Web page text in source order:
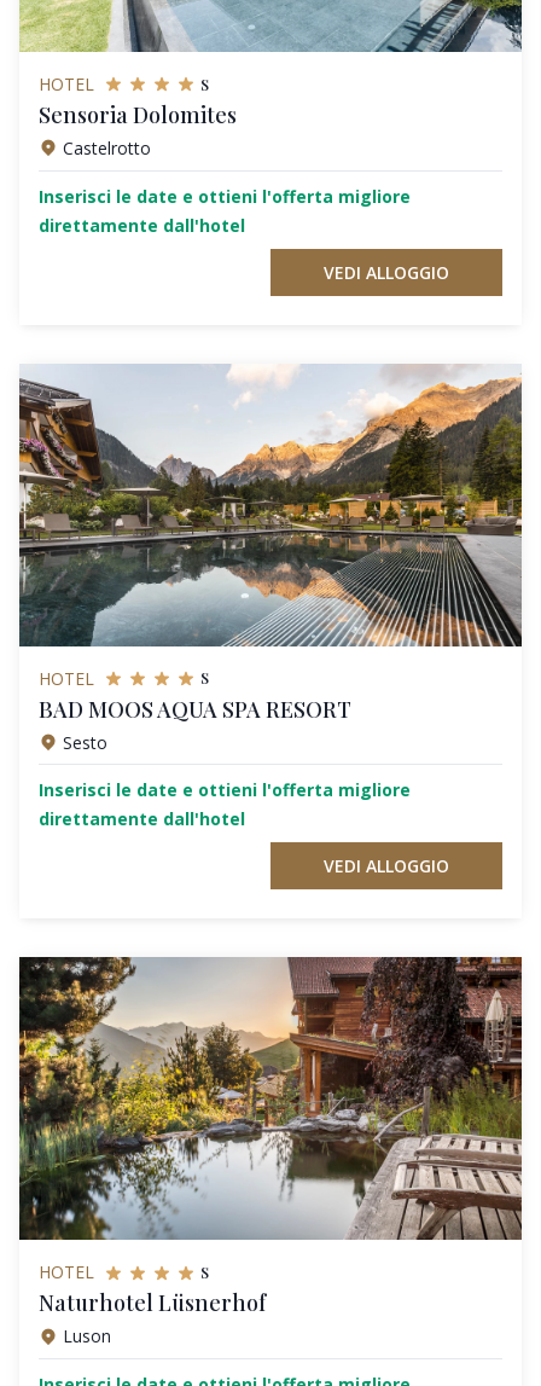
HOTEL s
Sensoria Dolomites
Castelrotto
Inserisci le date e ottieni l'offerta migliore
direttamente dall'hotel
VEDI ALLOGGIO
HOTEL s
BAD MOOS AQUA SPA RESORT
Sesto
Inserisci le date e ottieni l'offerta migliore
direttamente dall'hotel
VEDI ALLOGGIO
HOTEL s
Naturhotel Lüsnerhof
Luson